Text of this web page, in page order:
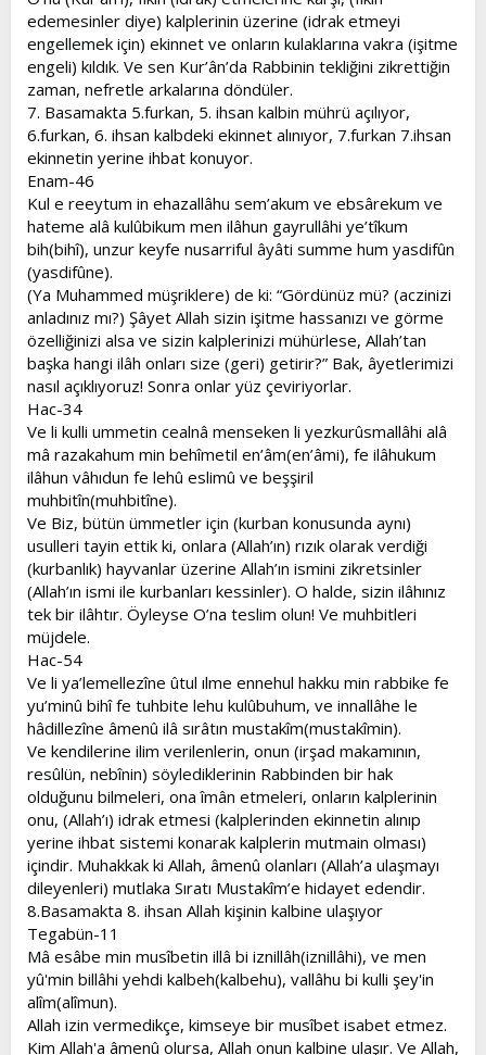
edemesinler diye) kalplerinin üzerine (idrak etmeyi
engellemek için) ekinnet ve onların kulaklarına vakra (işitme
engeli) kıldık. Ve sen Kur’ân’da Rabbinin tekliğini zikrettiğin
zaman, nefretle arkalarına döndüler.
7. Basamakta 5.furkan, 5. ihsan kalbin mührü açılıyor,
6.furkan, 6. ihsan kalbdeki ekinnet alınıyor, 7.furkan 7.ihsan
ekinnetin yerine ihbat konuyor.
Enam-46
Kul e reeytum in ehazallâhu sem’akum ve ebsârekum ve
hateme alâ kulûbikum men ilâhun gayrullâhi ye’tîkum
bih(bihî), unzur keyfe nusarriful âyâti summe hum yasdifûn
(yasdifûne).
(Ya Muhammed müşriklere) de ki: “Gördünüz mü? (aczinizi
anladınız mı?) Şâyet Allah sizin işitme hassanızı ve görme
özelliğinizi alsa ve sizin kalplerinizi mühürlese, Allah’tan
başka hangi ilâh onları size (geri) getirir?” Bak, âyetlerimizi
nasıl açıklıyoruz! Sonra onlar yüz çeviriyorlar.
Hac-34
Ve li kulli ummetin cealnâ menseken li yezkurûsmallâhi alâ
mâ razakahum min behîmetil en’âm(en’âmi), fe ilâhukum
ilâhun vâhıdun fe lehû eslimû ve beşşiril
muhbitîn(muhbitîne).
Ve Biz, bütün ümmetler için (kurban konusunda aynı)
usulleri tayin ettik ki, onlara (Allah’ın) rızık olarak verdiği
(kurbanlık) hayvanlar üzerine Allah’ın ismini zikretsinler
(Allah’ın ismi ile kurbanları kessinler). O halde, sizin ilâhınız
tek bir ilâhtır. Öyleyse O’na teslim olun! Ve muhbitleri
müjdele.
Hac-54
Ve li ya’lemellezîne ûtul ılme ennehul hakku min rabbike fe
yu’minû bihî fe tuhbite lehu kulûbuhum, ve innallâhe le
hâdillezîne âmenû ilâ sırâtın mustakîm(mustakîmin).
Ve kendilerine ilim verilenlerin, onun (irşad makamının,
resûlün, nebînin) söylediklerinin Rabbinden bir hak
olduğunu bilmeleri, ona îmân etmeleri, onların kalplerinin
onu, (Allah’ı) idrak etmesi (kalplerinden ekinnetin alınıp
yerine ihbat sistemi konarak kalplerin mutmain olması)
içindir. Muhakkak ki Allah, âmenû olanları (Allah’a ulaşmayı
dileyenleri) mutlaka Sıratı Mustakîm’e hidayet edendir.
8.Basamakta 8. ihsan Allah kişinin kalbine ulaşıyor
Tegabün-11
Mâ esâbe min musîbetin illâ bi iznillâh(iznillâhi), ve men
yû'min billâhi yehdi kalbeh(kalbehu), vallâhu bi kulli şey'in
alîm(alîmun).
Allah izin vermedikçe, kimseye bir musîbet isabet etmez.
Kim Allah'a âmenû olursa, Allah onun kalbine ulaşır. Ve Allah,